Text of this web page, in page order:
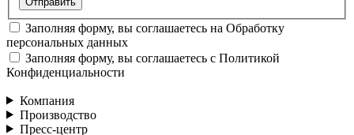
Заполняя форму, вы соглашаетесь на Обработку
персональных данных
Заполняя форму, вы соглашаетесь с Политикой
Конфиденциальности
Компания
Производство
Пресс-центр